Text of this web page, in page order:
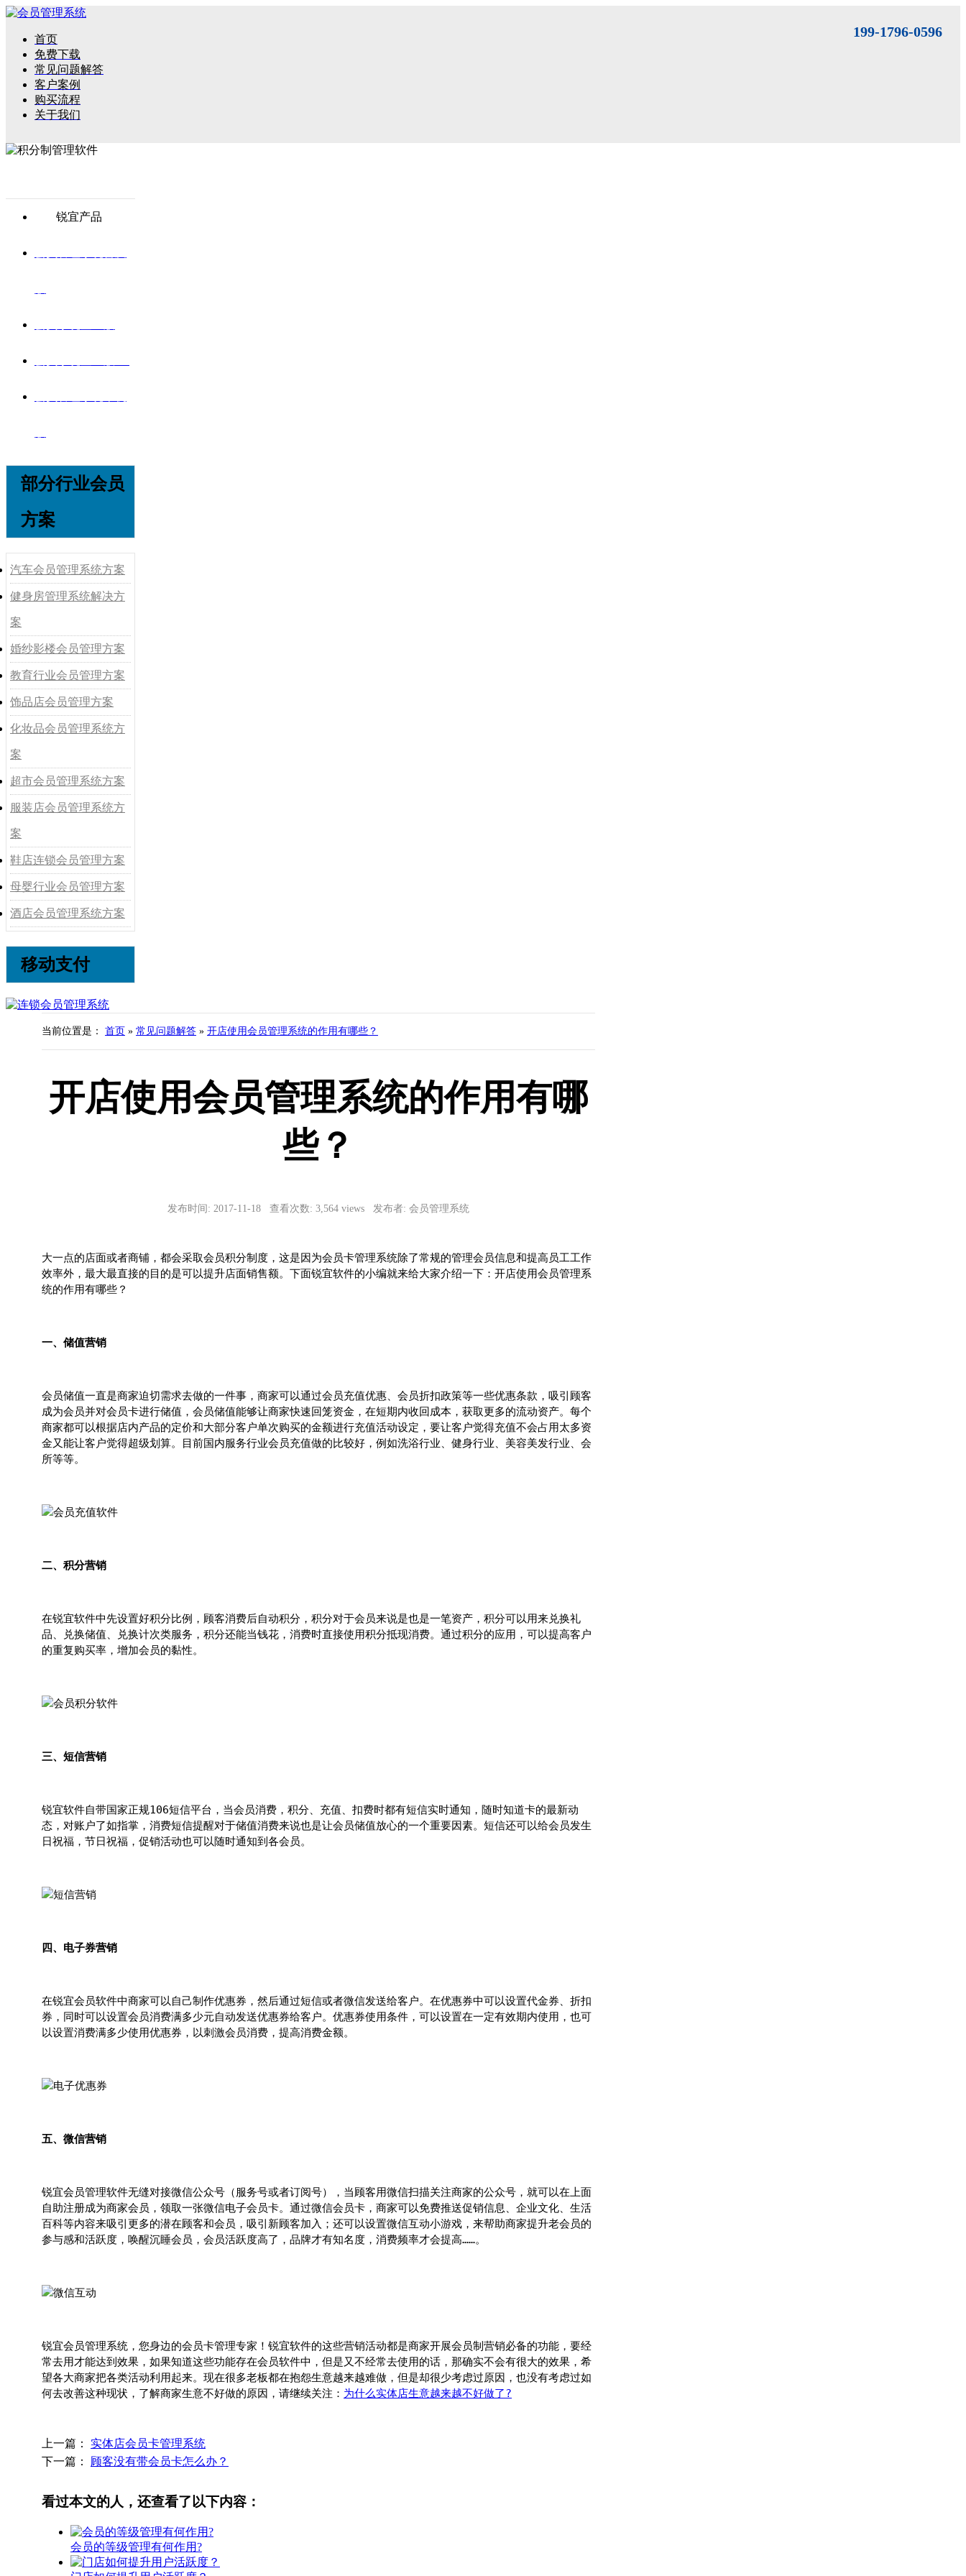
首页
免费下载
常见问题解答
客户案例
购买流程
关于我们
199-1796-0596
锐宜产品
部分行业会员
方案
汽车会员管理系统方案
健身房管理系统解决方
案
婚纱影楼会员管理方案
教育行业会员管理方案
饰品店会员管理方案
化妆品会员管理系统方
案
超市会员管理系统方案
服装店会员管理系统方
案
鞋店连锁会员管理方案
母婴行业会员管理方案
酒店会员管理系统方案
移动支付
当前位置是： 首页 » 常见问题解答 » 开店使用会员管理系统的作用有哪些？
开店使用会员管理系统的作用有哪
些？
发布时间: 2017-11-18 查看次数: 3,564 views 发布者: 会员管理系统
大一点的店面或者商铺，都会采取会员积分制度，这是因为会员卡管理系统除了常规的管理会员信息和提高员工工作
效率外，最大最直接的目的是可以提升店面销售额。下面锐宜软件的小编就来给大家介绍一下：开店使用会员管理系
统的作用有哪些？
一、储值营销
会员储值一直是商家迫切需求去做的一件事，商家可以通过会员充值优惠、会员折扣政策等一些优惠条款，吸引顾客
成为会员并对会员卡进行储值，会员储值能够让商家快速回笼资金，在短期内收回成本，获取更多的流动资产。每个
商家都可以根据店内产品的定价和大部分客户单次购买的金额进行充值活动设定，要让客户觉得充值不会占用太多资
金又能让客户觉得超级划算。目前国内服务行业会员充值做的比较好，例如洗浴行业、健身行业、美容美发行业、会
所等等。
二、积分营销
在锐宜软件中先设置好积分比例，顾客消费后自动积分，积分对于会员来说是也是一笔资产，积分可以用来兑换礼
品、兑换储值、兑换计次类服务，积分还能当钱花，消费时直接使用积分抵现消费。通过积分的应用，可以提高客户
的重复购买率，增加会员的黏性。
三、短信营销
锐宜软件自带国家正规106短信平台，当会员消费，积分、充值、扣费时都有短信实时通知，随时知道卡的最新动
态，对账户了如指掌，消费短信提醒对于储值消费来说也是让会员储值放心的一个重要因素。短信还可以给会员发生
日祝福，节日祝福，促销活动也可以随时通知到各会员。
四、电子券营销
在锐宜会员软件中商家可以自己制作优惠券，然后通过短信或者微信发送给客户。在优惠券中可以设置代金券、折扣
券，同时可以设置会员消费满多少元自动发送优惠券给客户。优惠券使用条件，可以设置在一定有效期内使用，也可
以设置消费满多少使用优惠券，以刺激会员消费，提高消费金额。
五、微信营销
锐宜会员管理软件无缝对接微信公众号（服务号或者订阅号），当顾客用微信扫描关注商家的公众号，就可以在上面
自助注册成为商家会员，领取一张微信电子会员卡。通过微信会员卡，商家可以免费推送促销信息、企业文化、生活
百科等内容来吸引更多的潜在顾客和会员，吸引新顾客加入；还可以设置微信互动小游戏，来帮助商家提升老会员的
参与感和活跃度，唤醒沉睡会员，会员活跃度高了，品牌才有知名度，消费频率才会提高……。
锐宜会员管理系统，您身边的会员卡管理专家！锐宜软件的这些营销活动都是商家开展会员制营销必备的功能，要经
常去用才能达到效果，如果知道这些功能存在会员软件中，但是又不经常去使用的话，那确实不会有很大的效果，希
望各大商家把各类活动利用起来。现在很多老板都在抱怨生意越来越难做，但是却很少考虑过原因，也没有考虑过如
何去改善这种现状，了解商家生意不好做的原因，请继续关注： 为什么实体店生意越来越不好做了?
上一篇： 实体店会员卡管理系统
下一篇：
顾客没有带会员卡怎么办？
看过本文的人，还查看了以下内容：
会员的等级管理有何作用?